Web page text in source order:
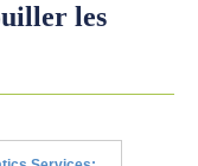
les